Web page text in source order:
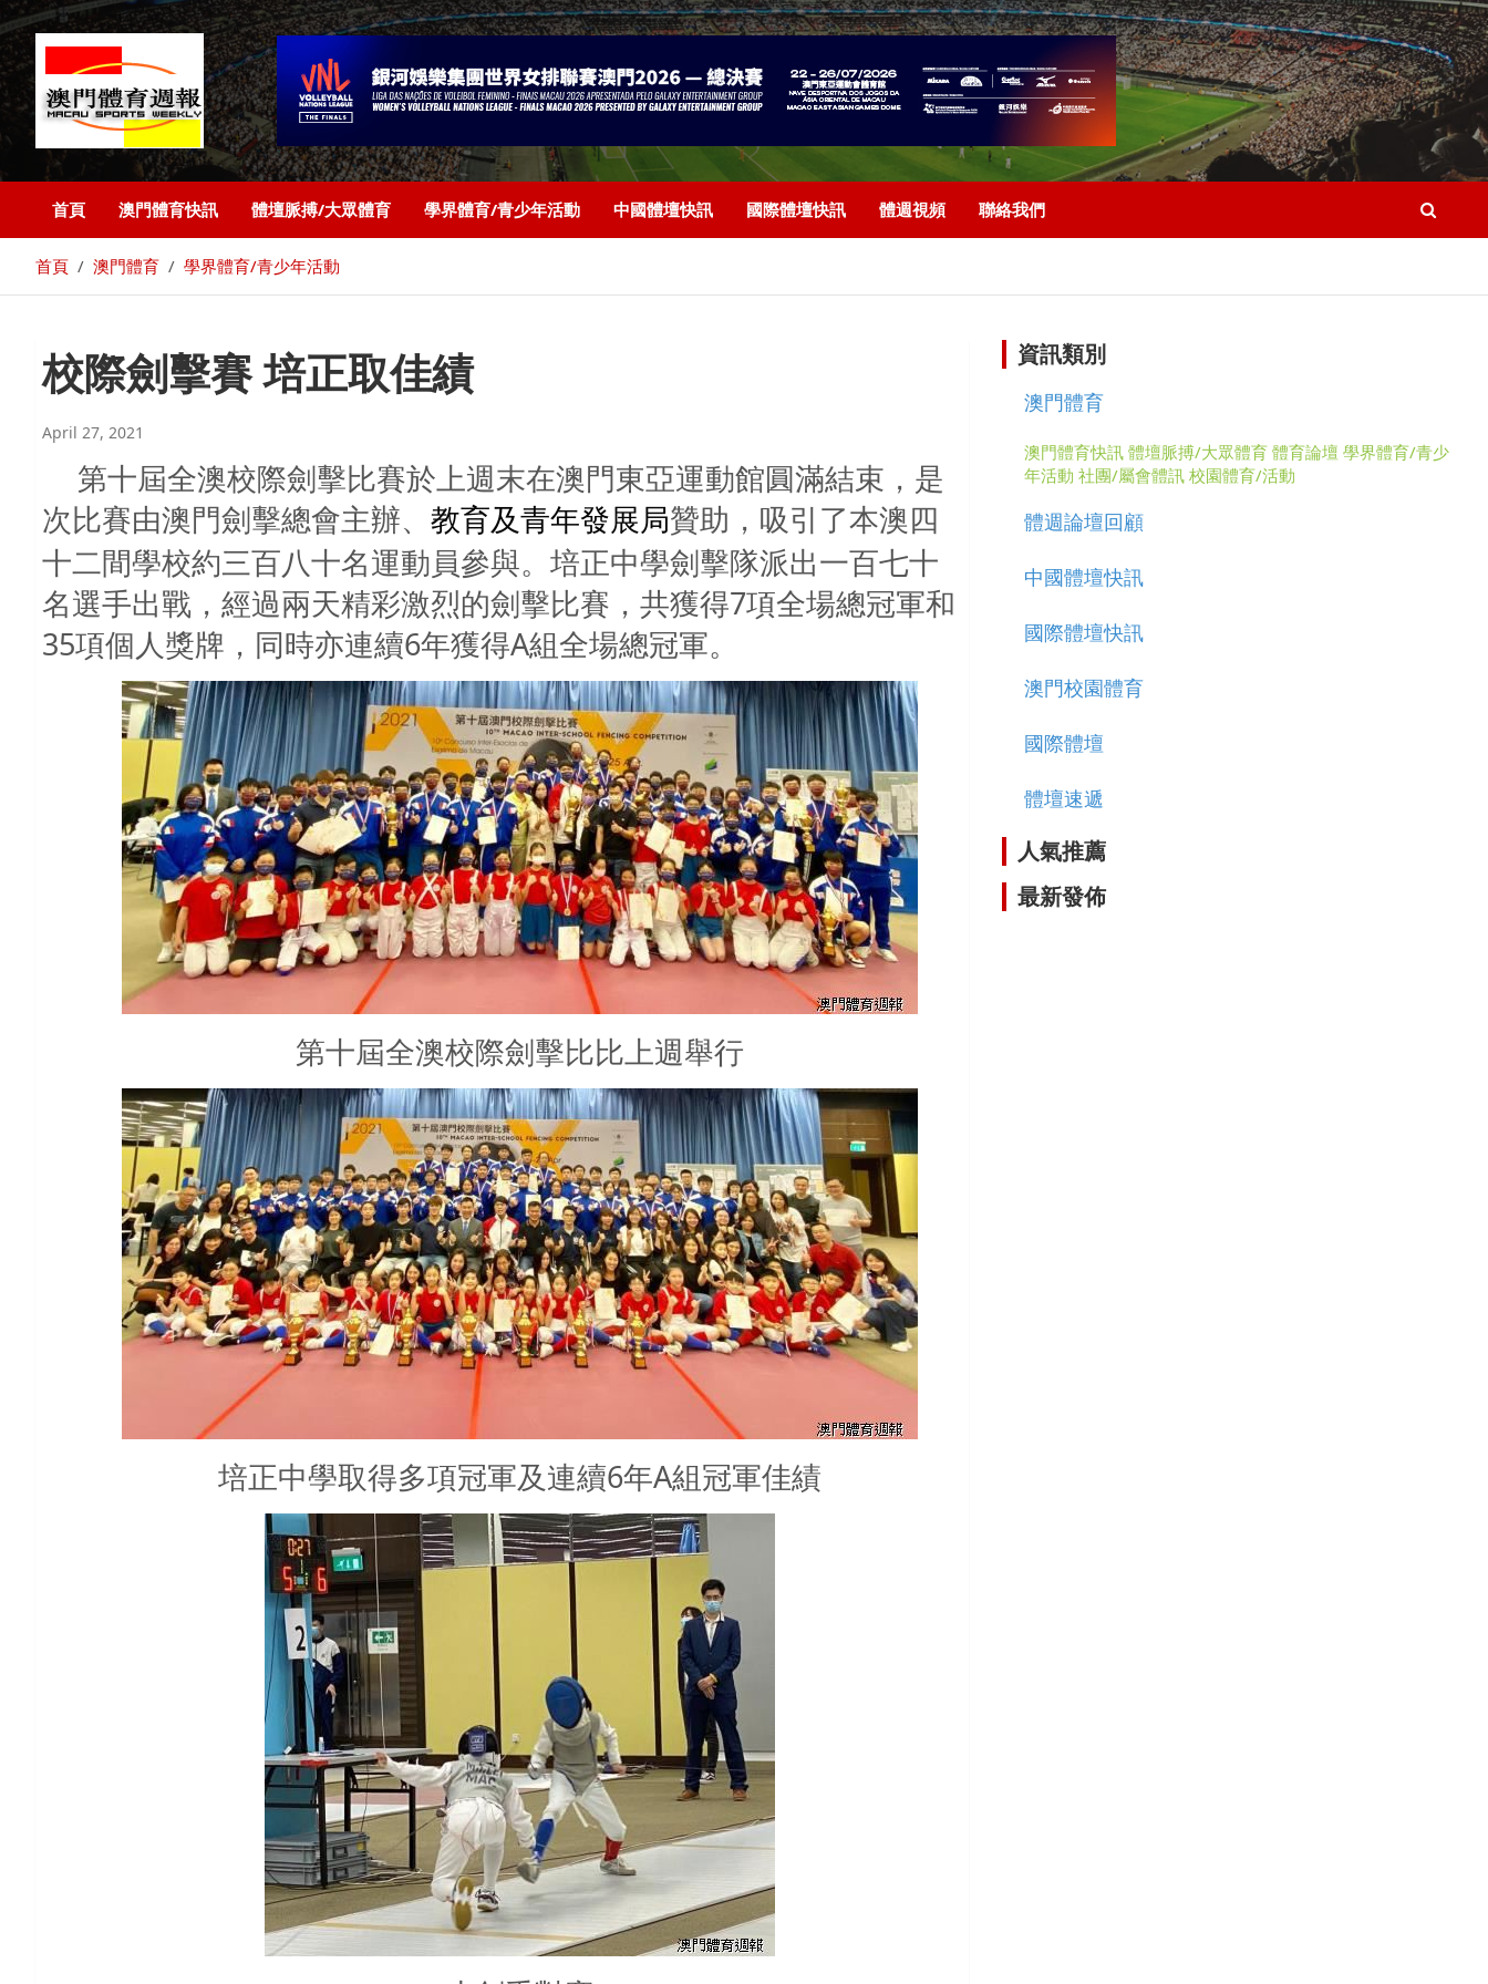
首頁 澳門體育快訊 體壇脈搏/大眾體育 學界體育/青少年活動 中國體壇快訊 國際體壇快訊 體週視頻 聯絡我們
首頁 澳門體育 學界體育/青少年活動
校際劍擊賽 培正取佳績
April 27, 2021
第十屆全澳校際劍擊比賽於上週末在澳門東亞運動館圓滿結束，是
次比賽由澳門劍擊總會主辦、
教育及青年發展局贊助，吸引了本澳四
十二間學校約三百八十名運動員參與。培正中學劍擊隊派出一百七十
名選手出戰，經過兩天精彩激烈的劍擊比賽，共獲得7項全場總冠軍和
35項個人獎牌，同時亦連續6年獲得A組全場總冠軍。
第十屆全澳校際劍擊比比上週舉行
培正中學取得多項冠軍及連續6年A組冠軍佳績
資訊類別
澳門體育
澳門體育快訊 體壇脈搏/大眾體育 體育論壇 學界體育/青少
年活動 社團/屬會體訊 校園體育/活動
體週論壇回顧
中國體壇快訊
國際體壇快訊
澳門校園體育
國際體壇
體壇速遞
人氣推薦
最新發佈